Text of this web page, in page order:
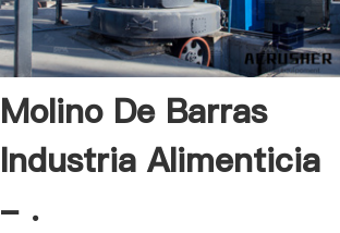
Molino De Barras
Industria Alimenticia
- .